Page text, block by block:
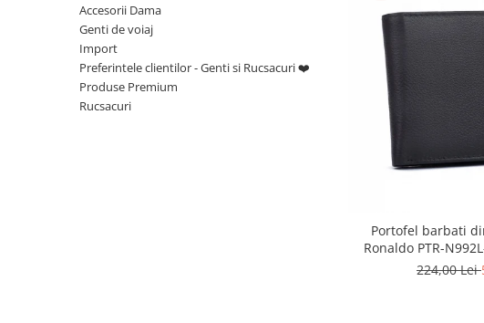
Accesorii Dama
Genti de voiaj
Import
Preferintele clientilor - Genti si Rucsacuri ❤️
Produse Premium
Rucsacuri
Portofel barbati
Ronaldo PTR-
224,00 Lei